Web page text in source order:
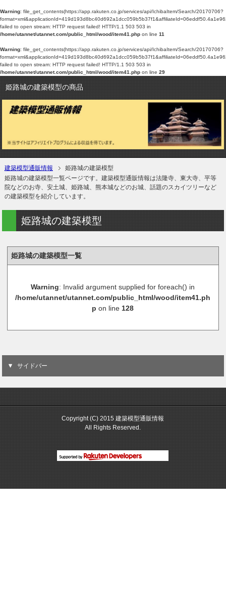
Warning: file_get_contents(https://app.rakuten.co.jp/services/api/IchibaItem/Search/20170706?
failed to open stream: HTTP request failed! HTTP/1.1 503 503 in
/home/utannet/utannet.com/public_html/wood/item41.php on line 11
Warning: file_get_contents(https://app.rakuten.co.jp/services/api/IchibaItem/Search/20170706?
failed to open stream: HTTP request failed! HTTP/1.1 503 503 in
/home/utannet/utannet.com/public_html/wood/item41.php on line 29
姫路城の建築模型の商品
建築模型通販情報
姫路城の建築模型
姫路城の建築模型一覧ページです。建築模型通販情報は法隆寺、東大寺、平等
院などのお寺、安土城、姫路城、熊本城などのお城、話題のスカイツリーなど
の建築模型を紹介しています。
姫路城の建築模型
姫路城の建築模型一覧
Warning: Invalid argument supplied for foreach() in
/home/utannet/utannet.com/public_html/wood/item41.ph
p on line 128
サイドバー
Copyright (C) 2015 建築模型通販情報
All Rights Reserved.